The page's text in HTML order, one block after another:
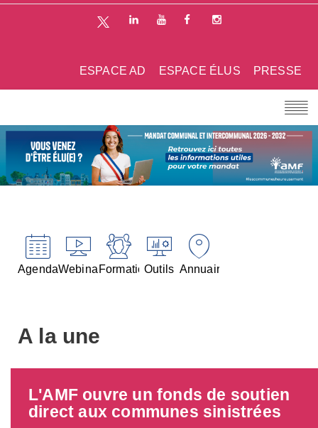
PRESSE
ESPACE ÉLUS
ESPACE AD
AgendaWebinairesFormationsOutils Annuaires
A la une
L'AMF ouvre un fonds de soutien
direct aux communes sinistrées